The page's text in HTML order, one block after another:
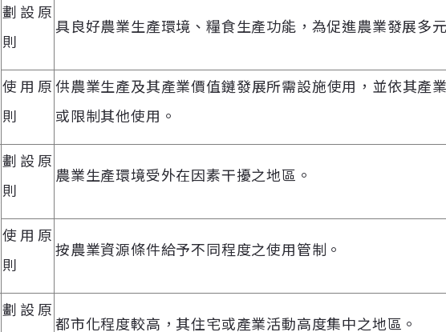
劃設原
則
具良好農業生產環境、糧食生產功能，為促進農業發展多
使用原
則
供農業生產及其產業價值鏈發展所需設施使用，並依其產
或限制其他使用。
劃設原
則
農業生產環境受外在因素干擾之地區。
使用原
則
按農業資源條件給予不同程度之使用管制。
劃設原
都市化程度較高，其住宅或產業活動高度集中之地區。